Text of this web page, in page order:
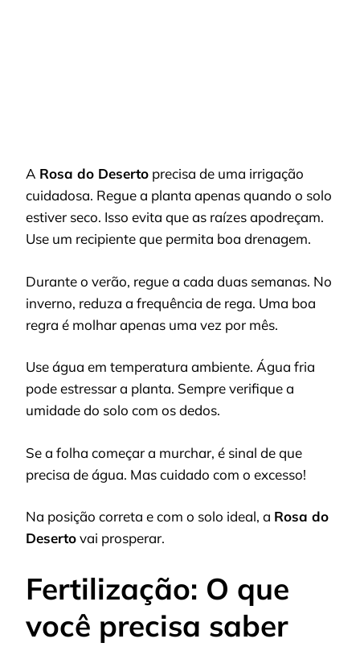
A Rosa do Deserto precisa de uma irrigação
cuidadosa. Regue a planta apenas quando o solo
estiver seco. Isso evita que as raízes apodreçam.
Use um recipiente que permita boa drenagem.
Durante o verão, regue a cada duas semanas. No
inverno, reduza a frequência de rega. Uma boa
regra é molhar apenas uma vez por mês.
Use água em temperatura ambiente. Água fria
pode estressar a planta. Sempre verifique a
umidade do solo com os dedos.
Se a folha começar a murchar, é sinal de que
precisa de água. Mas cuidado com o excesso!
Na posição correta e com o solo ideal, a Rosa do
Desertovai prosperar.
Fertilização: O que
você precisa saber